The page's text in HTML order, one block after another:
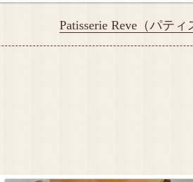
Patisserie Reve（パテ